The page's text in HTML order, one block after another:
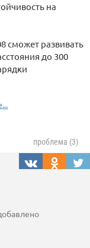
на
сможет развивать
до 300
проблема (3)